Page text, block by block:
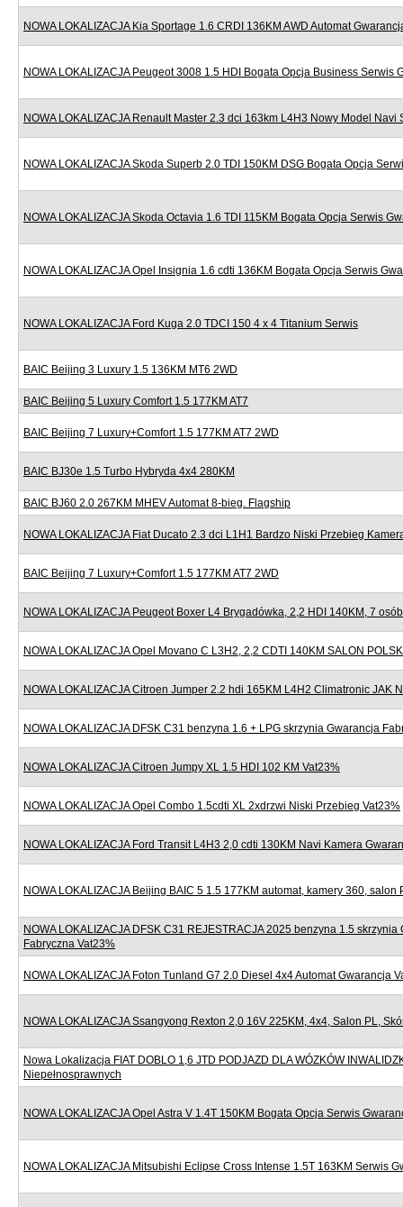
NOWA LOKALIZACJA Kia Sportage 1.6 CRDI 136KM AWD Automat
NOWA LOKALIZACJA Peugeot 3008 1.5 HDI Bogata Opcja Business Serwis
NOWA LOKALIZACJA Renault Master 2.3 dci 163km L4H3 Nowy Model Navi
NOWA LOKALIZACJA Skoda Superb 2.0 TDI 150KM DSG Bogata Opcja
NOWA LOKALIZACJA Skoda Octavia 1.6 TDI 115KM Bogata Opcja Serwis
NOWA LOKALIZACJA Opel Insignia 1.6 cdti 136KM Bogata Opcja Serwis
NOWA LOKALIZACJA Ford Kuga 2.0 TDCI 150 4 x 4 Titanium Serwis
BAIC Beijing 3 Luxury 1.5 136KM MT6 2WD
BAIC Beijing 5 Luxury Comfort 1.5 177KM AT7
BAIC Beijing 7 Luxury+Comfort 1.5 177KM AT7 2WD
BAIC BJ30e 1.5 Turbo Hybryda 4x4 280KM
BAIC BJ60 2.0 267KM MHEV Automat 8-bieg. Flagship
NOWA LOKALIZACJA Fiat Ducato 2.3 dci L1H1 Bardzo Niski Przebieg
BAIC Beijing 7 Luxury+Comfort 1.5 177KM AT7 2WD
NOWA LOKALIZACJA Peugeot Boxer L4 Brygadówka, 2,2 HDI 140KM, 7
NOWA LOKALIZACJA Opel Movano C L3H2, 2,2 CDTI 140KM SALON
NOWA LOKALIZACJA Citroen Jumper 2.2 hdi 165KM L4H2 Climatronic JAK
NOWA LOKALIZACJA DFSK C31 benzyna 1.6 + LPG skrzynia Gwarancja
NOWA LOKALIZACJA Citroen Jumpy XL 1.5 HDI 102 KM Vat23%
NOWA LOKALIZACJA Opel Combo 1.5cdti XL 2xdrzwi Niski Przebieg Vat23%
NOWA LOKALIZACJA Ford Transit L4H3 2,0 cdti 130KM Navi Kamera
NOWA LOKALIZACJA Beijing BAIC 5 1.5 177KM automat, kamery 360, salon
NOWA LOKALIZACJA DFSK C31 REJESTRACJA 2025 benzyna 1.5 skrzynia
Fabryczna Vat23%
NOWA LOKALIZACJA Foton Tunland G7 2.0 Diesel 4x4 Automat Gwarancja
NOWA LOKALIZACJA Ssangyong Rexton 2,0 16V 225KM, 4x4, Salon PL,
Nowa Lokalizacja FIAT DOBLO 1,6 JTD PODJAZD DLA WÓZKÓW
Niepełnosprawnych
NOWA LOKALIZACJA Opel Astra V 1.4T 150KM Bogata Opcja Serwis
NOWA LOKALIZACJA Mitsubishi Eclipse Cross Intense 1.5T 163KM Serwis